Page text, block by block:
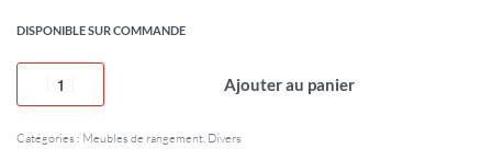
DISPONIBLE SUR COMMANDE
Ajouter au panier
Catégories : Meubles de rangement, Divers